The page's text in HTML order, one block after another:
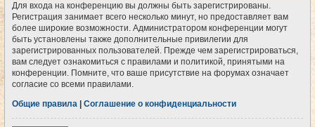
Для входа на конференцию вы должны быть зарегистрированы.
Регистрация занимает всего несколько минут, но предоставляет вам
более широкие возможности. Администратором конференции могут
быть установлены также дополнительные привилегии для
зарегистрированных пользователей. Прежде чем зарегистрироваться,
вам следует ознакомиться с правилами и политикой, принятыми на
конференции. Помните, что ваше присутствие на форумах означает
согласие со всеми правилами.
Общие правила
Соглашение о конфиденциальности